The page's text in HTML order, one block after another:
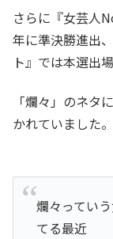
さらに『女芸人
年に準決勝進出
ト』では本選出
「爛々」のネタ
かれていました。
爛々ってい
てる最近